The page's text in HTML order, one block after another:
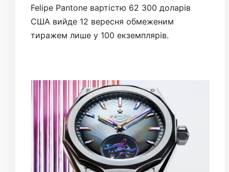
Felipe Pantone вартістю 62 300 доларів
США вийде 12 вересня обмеженим
тиражем лише у 100 екземплярів.